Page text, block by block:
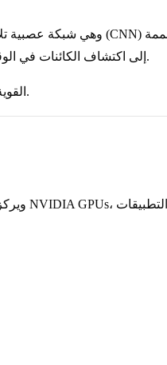
، وهو نموذج متطور قائم على الـ Transformer يجلب آليات الانتباه (Attention Mechanisms) إلى اكتشاف الكائنات في الوقت الفعلي.
القوية.